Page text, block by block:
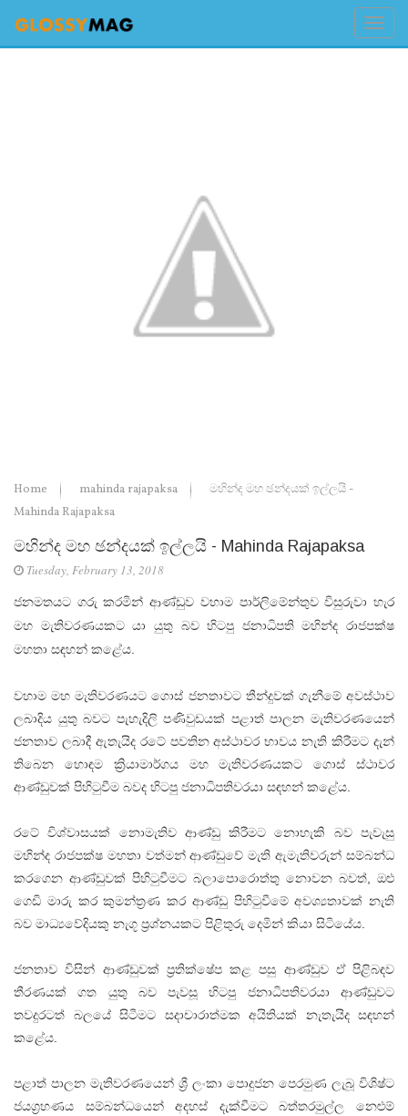
Home mahinda rajapaksa
මහින්ද මහ ඡන්දයක්‌ ඉල්ලයි -
Mahinda Rajapaksa
මහින්ද මහ ඡන්දයක්‌ ඉල්ලයි - Mahinda Rajapaksa
Tuesday, February 13, 2018
ජනමතයට ගරු කරමින් ආණ්‌ඩුව වහාම පාර්ලිමේන්තුව විසුරුවා හැර
මහ මැතිවරණයකට යා යුතු බව හිටපු ජනාධිපති මහින්ද රාජපක්‌ෂ
මහතා සඳහන් කළේය.
වහාම මහ මැතිවරණයට ගොස්‌ ජනතාවට තීන්දුවක්‌ ගැනීමේ අවස්‌ථාව
ලබාදිය යුතු බවට පැහැදිලි පණිවුඩයක්‌ පළාත් පාලන මැතිවරණයෙන්
ජනතාව ලබාදී ඇතැයිද රටේ පවතින අස්‌ථාවර භාවය නැති කිරීමට දැන්
තිබෙන හොඳම ක්‍රියාමාර්ගය මහ මැතිවරණයකට ගොස්‌ ස්‌ථාවර
ආණ්‌ඩුවක්‌ පිහිටුවීම බවද හිටපු ජනාධිපතිවරයා සඳහන් කළේය.
රටේ විශ්වාසයක්‌ නොමැතිව ආණ්‌ඩු කිරීමට නොහැකි බව පැවැසු
මහින්ද රාජපක්‌ෂ මහතා වත්මන් ආණ්‌ඩුවේ මැති ඇමැතිවරුන් සම්බන්ධ
කරගෙන ආණ්‌ඩුවක්‌ පිහිටුවීමට බලාපොරොත්තු නොවන බවත්, ඔළු
ගෙඩි මාරු කර කුමන්ත්‍රණ කර ආණ්‌ඩු පිහිටුවීමේ අවශ්‍යතාවක්‌ නැති
බව මාධ්‍යවේදියකු නැගූ ප්‍රශ්නයකට පිළිතුරු දෙමින් කියා සිටියේය.
ජනතාව විසින් ආණ්‌ඩුවක්‌ ප්‍රතික්‌ෂේප කළ පසු ආණ්‌ඩුව ඒ පිළිබඳව
තීරණයක්‌ ගත යුතු බව පැවසූ හිටපු ජනාධිපතිවරයා ආණ්‌ඩුවට
තවදුරටත් බලයේ සිටීමට සදාචාරාත්මක අයිතියක්‌ නැතැයිද සඳහන්
කළේය.
පළාත් පාලන මැතිවරණයෙන් ශ්‍රී ලංකා පොදුජන පෙරමුණ ලැබූ විශිෂ්ට
ජයග්‍රහණය සම්බන්ධයෙන් අදහස්‌ දැක්‌වීමට බත්තරමුල්ල නෙළුම්